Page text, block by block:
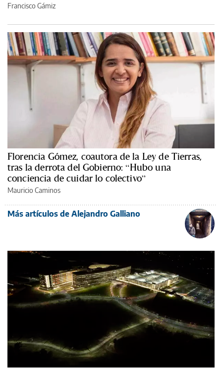
Francisco Gámiz
Florencia Gómez, coautora de la Ley de Tierras,
tras la derrota del Gobierno: “Hubo una
conciencia de cuidar lo colectivo”
Mauricio Caminos
Más artículos de Alejandro Galliano